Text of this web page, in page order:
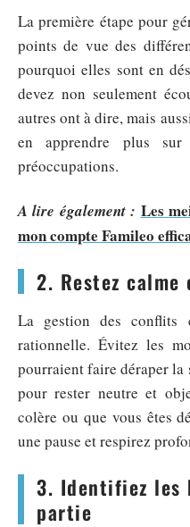
La première étape pour
points de vue des
pourquoi elles sont en
devez non seulement
autres ont à dire, mais
en apprendre plus
préoccupations.
A lire également : Les
mon compte Famileo
2. Restez
La gestion des conflits
rationnelle. Évitez les
pourraient faire déraper
pour rester neutre et
colère ou que vous êtes
une pause et respirez
3. Identifiez les
partie